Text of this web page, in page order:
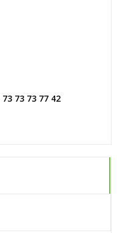
73 73 73 77 42